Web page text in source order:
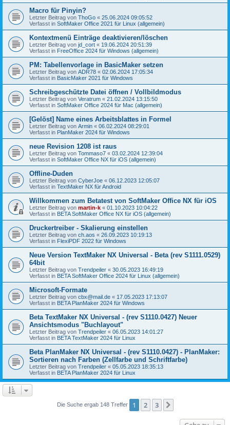
Macro für Pinyin?
Letzter Beitrag von ThoGo « 25.06.2024 09:05:52
Verfasst in SoftMaker Office 2021 für Linux (allgemein)
Kontextmenü Einträge deaktivieren/löschen
Letzter Beitrag von jd_cort « 19.06.2024 20:51:39
Verfasst in FreeOffice 2024 für Windows (allgemein)
PM: Tabellenvorlage in BasicMaker setzen
Letzter Beitrag von ADR78 « 02.06.2024 17:05:34
Verfasst in BasicMaker 2021 für Windows
Schreibgeschützte Datei öffnen / Vollbildmodus
Letzter Beitrag von Veratrum « 21.02.2024 13:15:50
Verfasst in SoftMaker Office 2024 für Mac (allgemein)
[Gelöst] Name eines Arbeitsblattes in Formel
Letzter Beitrag von Armin « 06.02.2024 08:29:01
Verfasst in PlanMaker 2024 für Windows
neue Revision 1208 ist raus
Letzter Beitrag von Tommaso7 « 03.02.2024 12:39:04
Verfasst in SoftMaker Office NX für iOS (allgemein)
Offline-Duden
Letzter Beitrag von CyberJoe « 06.12.2023 12:05:07
Verfasst in TextMaker NX für Android
Willkommen zum Betatest von SoftMaker Office NX für iOS
Letzter Beitrag von martin-k « 01.10.2023 10:04:22
Verfasst in BETA SoftMaker Office NX für iOS (allgemein)
Druckertreiber - Skalierung einstellen
Letzter Beitrag von ch.aos « 26.09.2023 10:19:13
Verfasst in FlexiPDF 2022 für Windows
Neue Version TextMaker NX Universal - Beta (rev S1111.0529)
64bit
Letzter Beitrag von Trendpeiler « 30.05.2023 16:49:19
Verfasst in BETA SoftMaker Office 2024 für Linux (allgemein)
Microsoft-Formate
Letzter Beitrag von cbx@mail.de « 17.05.2023 17:13:07
Verfasst in BETA PlanMaker 2024 für Windows
Beta TextMaker NX Universal - (rev S1110.0427) Neuer
Ansichtsmodus "Buchlayout"
Letzter Beitrag von Trendpeiler « 06.05.2023 14:01:27
Verfasst in BETA TextMaker 2024 für Linux
Beta PlanMaker NX Universal - (rev S1110.0427) - PlanMaker:
Sortieren nach Farben (Zellfarbe und Schriftfarbe)
Letzter Beitrag von Trendpeiler « 05.05.2023 18:35:13
Verfasst in BETA PlanMaker 2024 für Linux
Die Suche ergab 148 Treffer 1 2 3